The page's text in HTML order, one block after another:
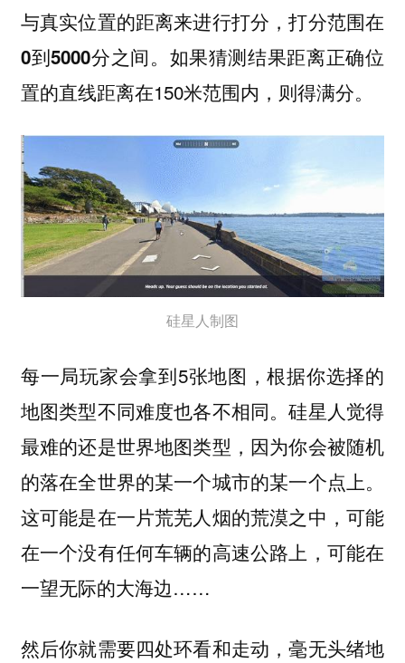
与真实位置的距离来进行打分，打分范围在
0到5000分之间。 如果猜测结果距离正确位
置的直线距离在150米范围内，则得满分。
硅星人制图
每一局玩家会拿到5张地图，根据你选择的
地图类型不同难度也各不相同。硅星人觉得
最难的还是世界地图类型，因为你会被随机
的落在全世界的某一个城市的某一个点上。
这可能是在一片荒芜人烟的荒漠之中，可能
在一个没有任何车辆的高速公路上，可能在
一望无际的大海边……
然后你就需要四处环看和走动，毫无头绪地